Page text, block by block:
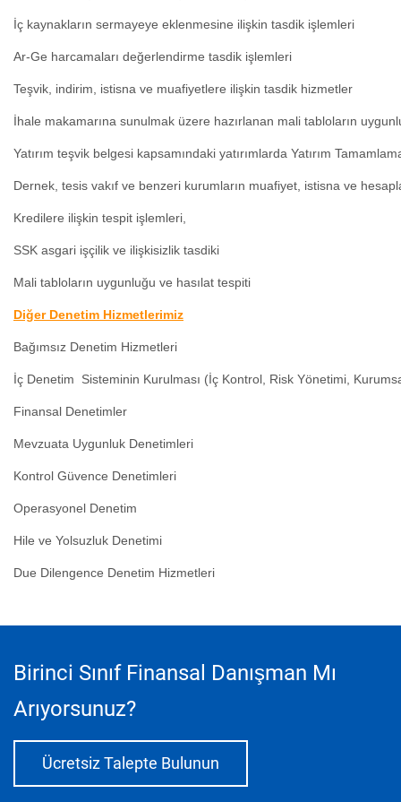
İç kaynakların sermayeye eklenmesine ilişkin tasdik işlemleri
Ar-Ge harcamaları değerlendirme tasdik işlemleri
Teşvik, indirim, istisna ve muafiyetlere ilişkin tasdik hizmetler
İhale makamarına sunulmak üzere hazırlanan mali tabloların
Yatırım teşvik belgesi kapsamındaki yatırımlarda Yatırım
Dernek, tesis vakıf ve benzeri kurumların muafiyet, istisna ve
Kredilere ilişkin tespit işlemleri
SSK asgari işçilik ve ilişkisizlik tasdiki
Mali tabloların uygunluğu ve hasılat tespiti
Diğer Denetim Hizmetlerimiz
Bağımsız Denetim Hizmetleri
İç Denetim Sisteminin Kurulması (İç Kontrol, Risk Yönetimi,
Finansal Denetimler
Mevzuata Uygunluk Denetimleri
Kontrol Güvence Denetimleri
Operasyonel Denetim
Hile ve Yolsuzluk Denetimi
Due Dilengence Denetim Hizmetleri
Birinci Sınıf Finansal Danışman Mı
Arıyorsunuz?
Ücretsiz Talepte Bulunun